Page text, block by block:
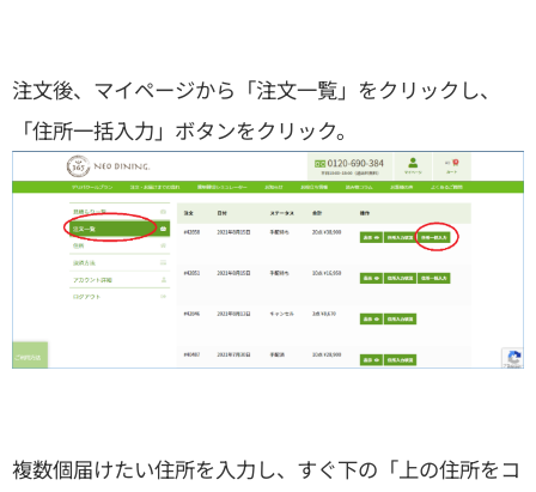
注文後、マイページから「注文一覧」をクリックし、
「住所一括入力」ボタンをクリック。
複数個届けたい住所を入力し、すぐ下の「上の住所をコ